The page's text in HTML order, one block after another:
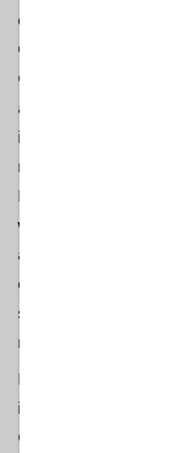
crescita, e già
Olanda, se promette
Germania e
a spianarle la strada
impossibile da
neoliberismo e dal
Europa. A permettere
welfare, in Italia,
adoperati i tecnocrati
centrosinistra ha dato
stessa scure,
retorica.
La stessa retorica che
impiegherà il 26
Commissione